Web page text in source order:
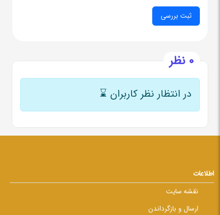
0 نظر
در انتظار نظر کاربران ⌛
اطلاعات
نقشه سایت
ارسال و بازگرداندن